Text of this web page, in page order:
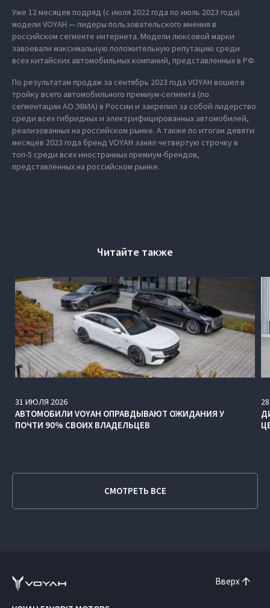
Уже 12 месяцев подряд (с июля 2022 года по июль 2023 года)
модели VOYAH — лидеры пользовательского мнения в
российском сегменте интернета. Модели люксовой марки
завоевали максимальную положительную репутацию среди
всех китайских автомобильных компаний, представленных в РФ.
По результатам продаж за сентябрь 2023 года VOYAH вошел в
тройку всего автомобильного премиум-сегмента (по
сегментации АО ЭВИА) в России и закрепил за собой лидерство
среди всех гибридных и электрифицированных автомобилей,
реализованных на российском рынке. А также по итогам девяти
месяцев 2023 года бренд VOYAH занял четвертую строчку в
топ-5 среди всех иностранных премиум-брендов,
представленных на российском рынке.
Читайте также
31 ИЮЛЯ 2026
АВТОМОБИЛИ VOYAH ОПРАВДЫВАЮТ ОЖИДАНИЯ У
ПОЧТИ 90% СВОИХ ВЛАДЕЛЬЦЕВ
28
СМОТРЕТЬ ВСЕ
Вверх